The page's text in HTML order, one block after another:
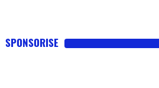
SPONSORISE